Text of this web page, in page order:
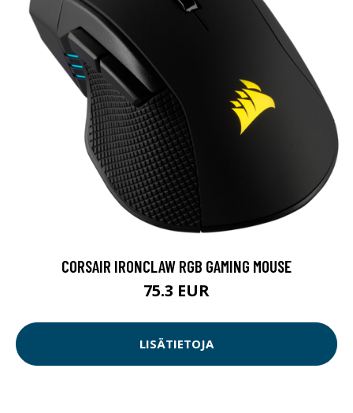
CORSAIR IRONCLAW RGB GAMING MOUSE
75.3 EUR
LISÄTIETOJA